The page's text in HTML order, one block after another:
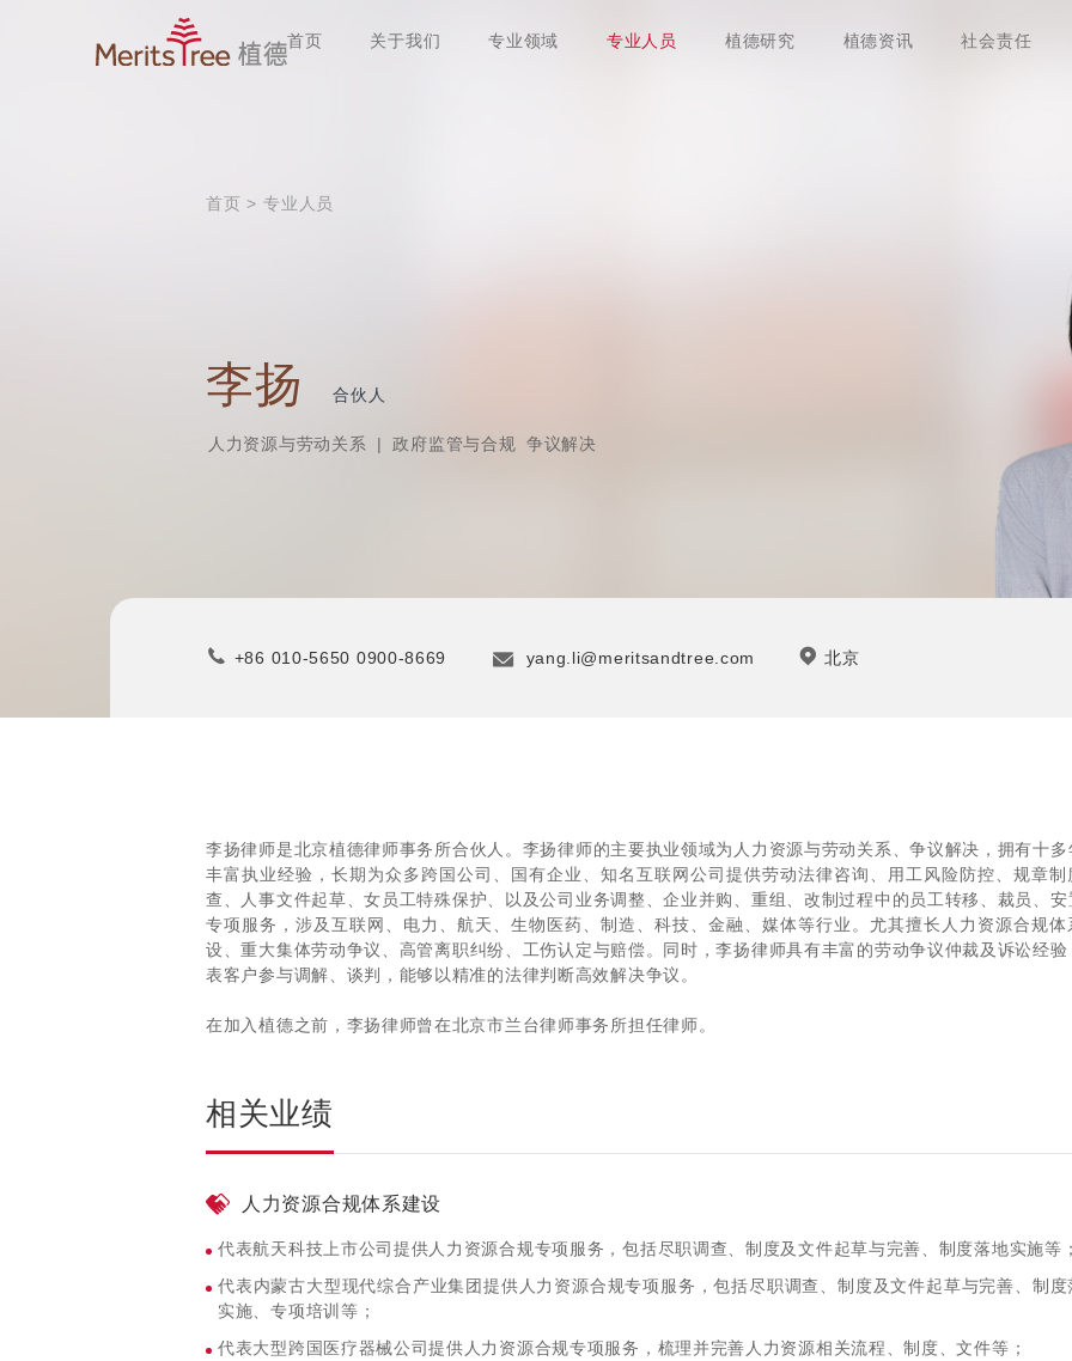
首页 关于我们 专业领域 专业人员 植德研究 植德资讯 社会责任
首页 > 专业人员
李扬 合伙人
人力资源与劳动关系 | 政府监管与合规 争议解决
+86 010-5650 0900-8669 yang.li@meritsandtree.com 北京
李扬律师是北京植德律师事务所合伙人。李扬律师的主要执业领域为人力资源与劳动关系、争议解决，拥有十多
丰富执业经验，长期为众多跨国公司、国有企业、知名互联网公司提供劳动法律咨询、用工风险防控、规章制
查、人事文件起草、女员工特殊保护、以及公司业务调整、企业并购、重组、改制过程中的员工转移、裁员、安
专项服务，涉及互联网、电力、航天、生物医药、制造、科技、金融、媒体等行业。尤其擅长人力资源合规体
设、重大集体劳动争议、高管离职纠纷、工伤认定与赔偿。同时，李扬律师具有丰富的劳动争议仲裁及诉讼经验
表客户参与调解、谈判，能够以精准的法律判断高效解决争议。
在加入植德之前，李扬律师曾在北京市兰台律师事务所担任律师。
相关业绩
人力资源合规体系建设
代表航天科技上市公司提供人力资源合规专项服务，包括尽职调查、制度及文件起草与完善、制度落地实施等
代表内蒙古大型现代综合产业集团提供人力资源合规专项服务，包括尽职调查、制度及文件起草与完善、制度
实施、专项培训等；
代表大型跨国医疗器械公司提供人力资源合规专项服务，梳理并完善人力资源相关流程、制度、文件等；